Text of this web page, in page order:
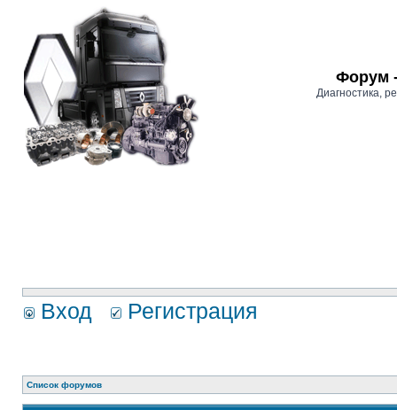
Форум -
Диагностика,
Вход Регистрация
Список форумов